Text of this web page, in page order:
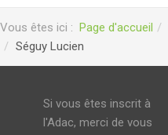
Vous êtes ici : Page d'accueil
Séguy Lucien
Si vous êtes inscrit à
l'Adac, merci de vous